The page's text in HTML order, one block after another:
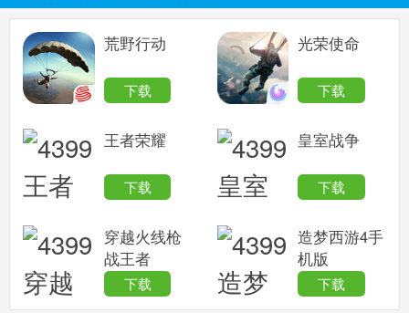
荒野行动
下载
光荣使命
下载
王者荣耀
下载
皇室战争
下载
穿越火线枪
战王者
下载
造梦西游4手
机版
下载